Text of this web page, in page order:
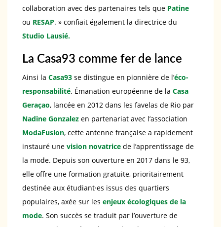
collaboration avec des partenaires tels que Patine
ou RESAP. » confiait également la directrice du
Studio Lausié.
La Casa93 comme fer de lance
Ainsi la Casa93 se distingue en pionnière de l’éco-
responsabilité. Émanation européenne de la Casa
Geraçao, lancée en 2012 dans les favelas de Rio par
Nadine Gonzalez en partenariat avec l’association
ModaFusion, cette antenne française a rapidement
instauré une vision novatrice de l’apprentissage de
la mode. Depuis son ouverture en 2017 dans le 93,
elle offre une formation gratuite, prioritairement
destinée aux étudiant·es issus des quartiers
populaires, axée sur les enjeux écologiques de la
mode. Son succès se traduit par l’ouverture de